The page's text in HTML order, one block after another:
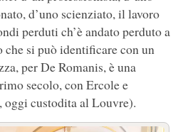
d’uno scienziato, il lavoro
perduti ch’è andato perduto a
che si può identificare con un
per De Romanis, è una
secolo, con Ercole e
oggi custodita al Louvre).